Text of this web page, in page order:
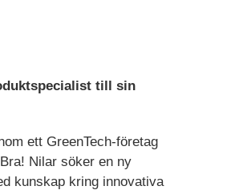
till sin
ett GreenTech-företag
Nilar söker en ny
kunskap kring innovativa